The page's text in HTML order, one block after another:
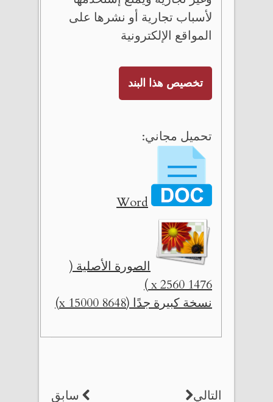
لأسباب تجارية أو نشرها على
المواقع الإلكترونية
تخصيص هذا البند
تحميل مجاني:
Word
الصورة الأصلية (
1476 x 2560 )
نسخة كبيرة جدًا (8648 x 15000)
سابق التالي